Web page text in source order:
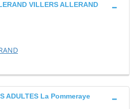
VILLERS ALLERAND
ADULTES La Pommeraye